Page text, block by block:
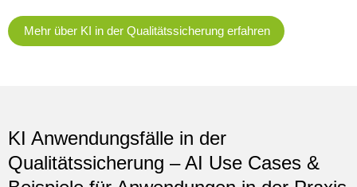
Mehr über KI in der Qualitätssicherung erfahren
KI Anwendungsfälle in der
Qualitätssicherung – AI Use Cases &